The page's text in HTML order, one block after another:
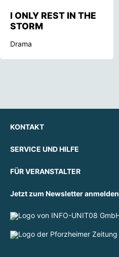
I ONLY REST IN THE
STORM
Drama
KONTAKT
SERVICE UND HILFE
FÜR VERANSTALTER
Jetzt zum Newsletter anmelden